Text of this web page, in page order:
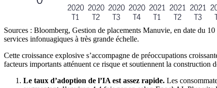
Sources : Bloomberg, Gestion de placements Manuvie, en date du
services infonuagiques à très grande échelle.
Cette croissance explosive s’accompagne de préoccupations
facteurs importants atténuent ce risque et soutiennent la
Le taux d’adoption de l’IA est assez rapide. Les